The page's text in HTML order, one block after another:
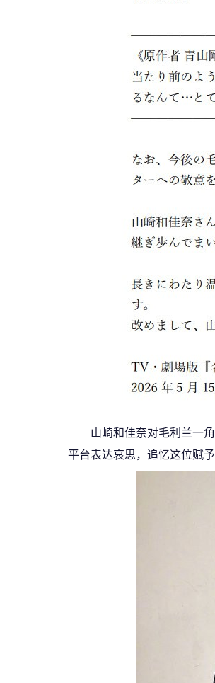
山崎和佳奈对毛利兰一
平台表达哀思，追忆这位赋